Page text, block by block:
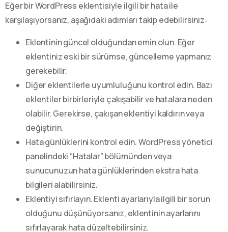
Eğer bir WordPress eklentisiyle ilgili bir hata ile
karşılaşıyorsanız, aşağıdaki adımları takip edebilirsiniz:
Eklentinin güncel olduğundan emin olun. Eğer
eklentiniz eski bir sürümse, güncelleme yapmanız
gerekebilir.
Diğer eklentilerle uyumluluğunu kontrol edin. Bazı
eklentiler birbirleriyle çakışabilir ve hatalara neden
olabilir. Gerekirse, çakışan eklentiyi kaldırın veya
değiştirin.
Hata günlüklerini kontrol edin. WordPress yönetici
panelindeki “Hatalar” bölümünden veya
sunucunuzun hata günlüklerinden ekstra hata
bilgileri alabilirsiniz.
Eklentiyi sıfırlayın. Eklenti ayarlarıyla ilgili bir sorun
olduğunu düşünüyorsanız, eklentinin ayarlarını
sıfırlayarak hata düzeltebilirsiniz.